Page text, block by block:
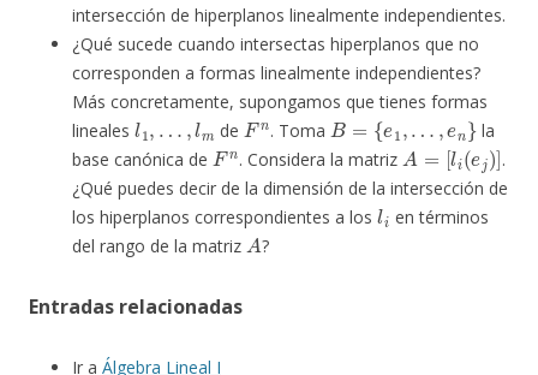
intersección de hiperplanos linealmente independientes.
¿Qué sucede cuando intersectas hiperplanos que no
corresponden a formas linealmente independientes?
Más concretamente, supongamos que tienes formas
lineales
l1,…,lm
de
Fn
. Toma
B={e1,…,en}
la
base canónica de
Fn
. Considera la matriz
A = [ li(ej) ]
.
¿Qué puedes decir de la dimensión de la intersección de
los hiperplanos correspondientes a los
li
en términos
del rango de la matriz
A
?
Entradas relacionadas
Ir a Álgebra Lineal I